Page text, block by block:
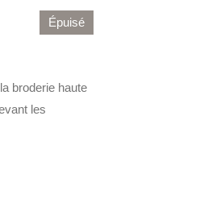
Épuisé
broderie haute
les